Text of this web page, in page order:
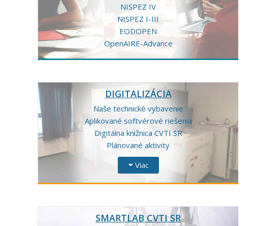
NISPEZ IV
NISPEZ I-III
EODOPEN
OpenAIRE-Advance
DIGITALIZÁCIA
Naše technické vybavenie
Aplikované softvérové riešenia
Digitálna knižnica CVTI SR
Plánované aktivity
Viac
SMARTLAB CVTI SR